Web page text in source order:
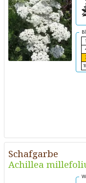
1
Schafgarbe
Achillea